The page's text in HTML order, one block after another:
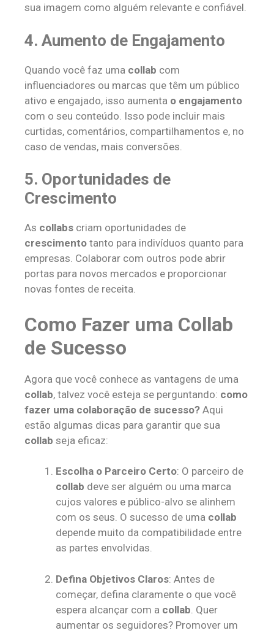
sua imagem como alguém relevante e confiável.
4. Aumento de Engajamento
Quando você faz uma collab com
influenciadores ou marcas que têm um público
ativo e engajado, isso aumenta o engajamento
com o seu conteúdo. Isso pode incluir mais
curtidas, comentários, compartilhamentos e, no
caso de vendas, mais conversões.
5. Oportunidades de
Crescimento
As collabs criam oportunidades de
crescimento tanto para indivíduos quanto para
empresas. Colaborar com outros pode abrir
portas para novos mercados e proporcionar
novas fontes de receita.
Como Fazer uma Collab
de Sucesso
Agora que você conhece as vantagens de uma
collab, talvez você esteja se perguntando: como
fazer uma colaboração de sucesso? Aqui
estão algumas dicas para garantir que sua
collab seja eficaz:
Escolha o Parceiro Certo: O parceiro de
collab deve ser alguém ou uma marca
cujos valores e público-alvo se alinhem
com os seus. O sucesso de uma collab
depende muito da compatibilidade entre
as partes envolvidas.
Defina Objetivos Claros: Antes de
começar, defina claramente o que você
espera alcançar com a collab . Quer
aumentar os seguidores? Promover um